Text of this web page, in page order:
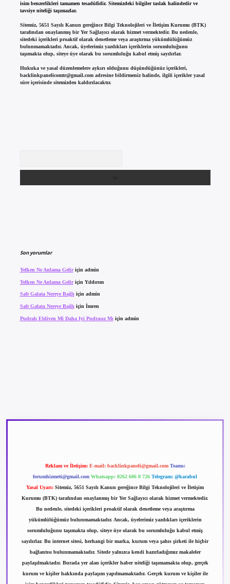
isim benzerlikleri tamamen tesadüfidir. Sitemizdeki bilgiler taslak halindedir ve
tavsiye niteliği taşımazlar.
Sitemiz, 5651 Sayılı Kanun gereğince Bilgi Teknolojileri ve İletişim Kurumu (BTK)
tarafından onaylanmış bir Yer Sağlayıcı olarak hizmet vermektedir. Bu nedenle,
sitedeki içerikleri proaktif olarak denetleme veya araştırma yükümlülüğümüz
bulunmamaktadır. Ancak, üyelerimiz yazdıkları içeriklerin sorumluluğunu
taşımakta olup, siteye üye olarak bu sorumluluğu kabul etmiş sayılırlar.
Hukuka ve yasal düzenlemelere aykırı olduğunu düşündüğünüz içerikleri,
backlinkpanelicomtr@gmail.comadresine bildirmeniz halinde, ilgili içerikler yasal
süre içerisinde sitemizden kaldırılacaktır.
Son yorumlar
Yelken Ne Anlama Geliriçin admin
Yelken Ne Anlama Geliriçin Yıldırım
Salt Galata Nereye Bağlıiçin admin
Salt Galata Nereye Bağlı için İmren
Pudralı Eldiven Mi Daha Iyi Pudrasız Mı için admin
Reklam ve İletişim: E-mail: backlinkpaneli@gmail.com Teams:
forumhizmeti@gmail.com Whatsapp: 0262 606 0 726 Telegram: @karabul
Yasal Uyarı: Sitemiz, 5651 Sayılı Kanun gereğince Bilgi Teknolojileri ve İletişim
Kurumu (BTK) tarafından onaylanmış bir Yer Sağlayıcı olarak hizmet vermektedir.
Bu nedenle, sitedeki içerikleri proaktif olarak denetleme veya araştırma
yükümlülüğümüz bulunmamaktadır. Ancak, üyelerimiz yazdıkları içeriklerin
sorumluluğunu taşımakta olup, siteye üye olarak bu sorumluluğu kabul etmiş
sayılırlar. Bu internet sitesi, herhangi bir marka, kurum veya şahıs şirketi ile hiçbir
bağlantısı bulunmamaktadır. Sitede yalnızca kendi hazırladığımız makaleler
paylaşılmaktadır. Burada yer alan içerikler haber niteliği taşımamakta olup, gerçek
kurum ve kişiler hakkında paylaşım yapılmamaktadır. Gerçek kurum ve kişiler ile